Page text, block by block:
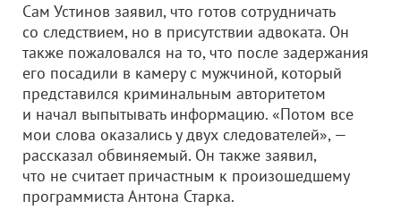
Сам Устинов заявил, что готов сотрудничать
со следствием, но в присутствии адвоката. Он
также пожаловался на то, что после задержания
его посадили в камеру с мужчиной, который
представился криминальным авторитетом
и начал выпытывать информацию. «Потом все
мои слова оказались у двух следователей», —
рассказал обвиняемый. Он также заявил,
что не считает причастным к произошедшему
программиста Антона Старка.